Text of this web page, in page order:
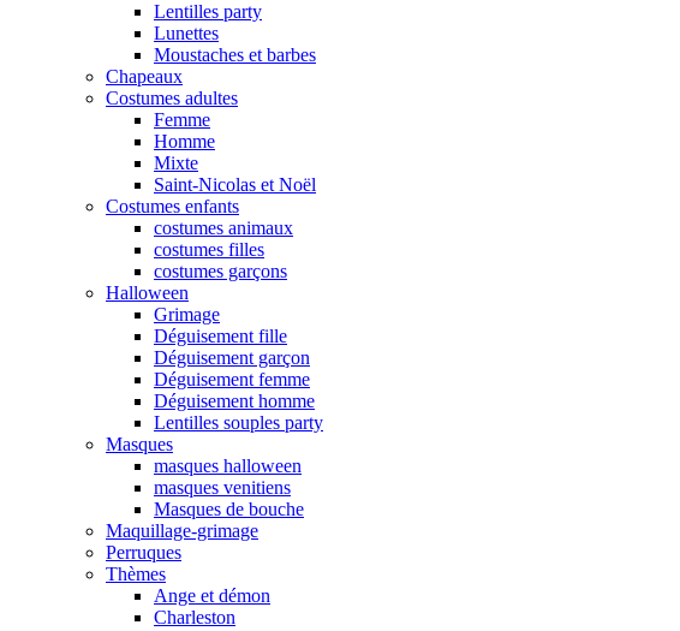
Lentilles party
Lunettes
Moustaches et barbes
Chapeaux
Costumes adultes
Femme
Homme
Mixte
Saint-Nicolas et Noël
Costumes enfants
costumes animaux
costumes filles
costumes garçons
Halloween
Grimage
Déguisement fille
Déguisement garçon
Déguisement femme
Déguisement homme
Lentilles souples party
Masques
masques halloween
masques venitiens
Masques de bouche
Maquillage-grimage
Perruques
Thèmes
Ange et démon
Charleston